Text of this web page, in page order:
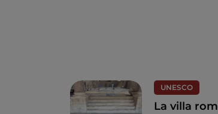
UNESCO
La villa